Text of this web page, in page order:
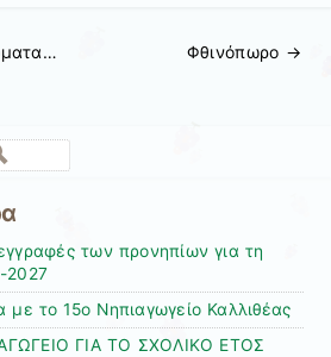
Φθινόπωρο →
των προνηπίων για τη
2027
με το 15ο Νηπιαγωγείο Καλλιθέας
ΓΙΑ ΤΟ ΣΧΟΛΙΚΟ ΕΤΟΣ